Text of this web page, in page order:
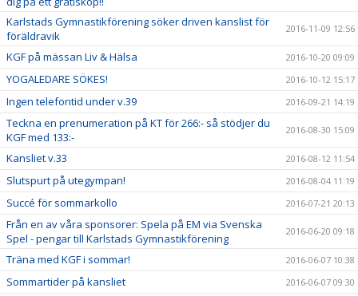
Karlstads Gymnastikförening söker driven kanslist för
föräldravik
2016-11-09 12:56
KGF på mässan Liv & Hälsa 2016-10-20 09:09
YOGALEDARE SÖKES! 2016-10-12 15:17
Ingen telefontid under v.39 2016-09-21 14:19
Teckna en prenumeration på KT för 266:- så stödjer du
KGF med 133:-
2016-08-30 15:09
Kansliet v.33 2016-08-12 11:54
Slutspurt på utegympan! 2016-08-04 11:19
Succé för sommarkollo 2016-07-21 20:13
Från en av våra sponsorer: Spela på EM via Svenska
Spel - pengar till Karlstads Gymnastikförening
2016-06-20 09:18
Träna med KGF i sommar! 2016-06-07 10:38
Sommartider på kansliet 2016-06-07 09:30